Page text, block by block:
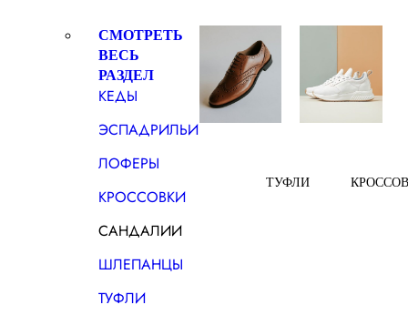
СМОТРЕТЬ
ВЕСЬ
РАЗДЕЛ
КЕДЫ
ЭСПАДРИЛЬИ
ЛОФЕРЫ
КРОССОВКИ
САНДАЛИИ
ШЛЕПАНЦЫ
ТУФЛИ
ТУФЛИ